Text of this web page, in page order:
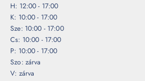
H: 12:00 - 17:00
K: 10:00 - 17:00
Sze: 10:00 - 17:00
Cs: 10:00 - 17:00
P: 10:00 - 17:00
Szo: zárva
V: zárva